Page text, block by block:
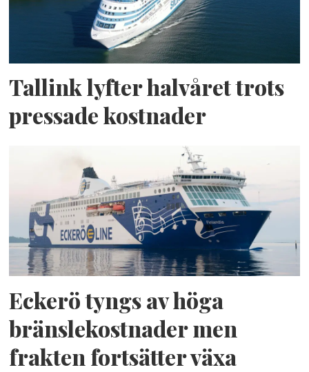
Tallink lyfter halvåret trots
pressade kostnader
Eckerö tyngs av höga
bränslekostnader men
frakten fortsätter växa